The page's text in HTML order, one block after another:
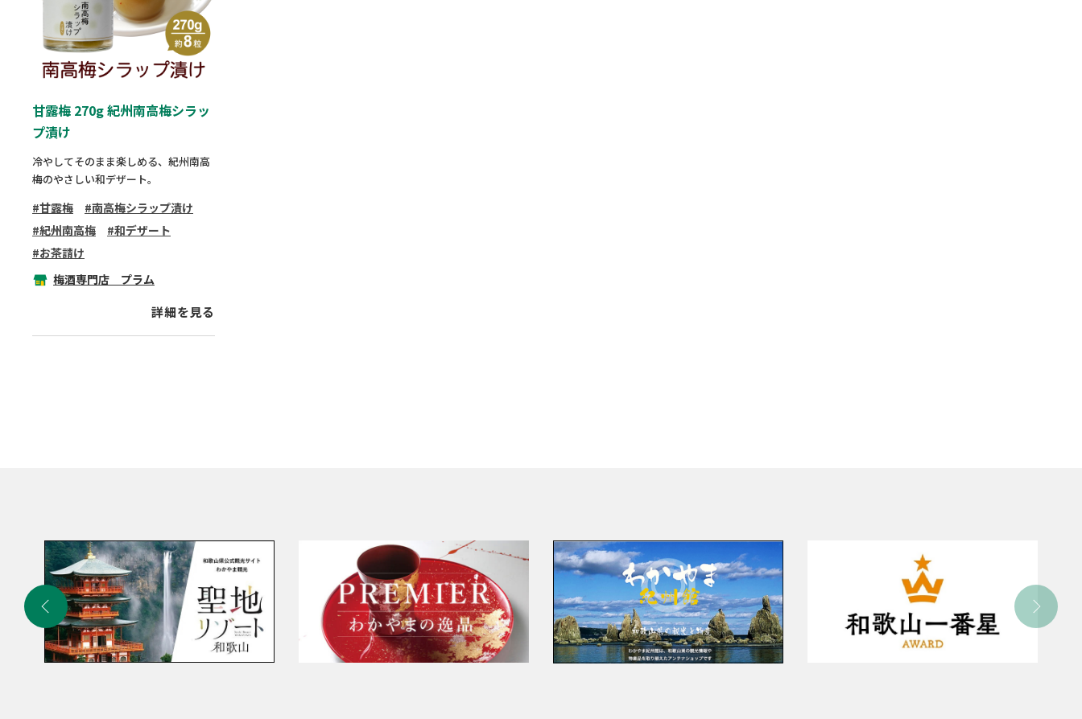
甘露梅 270g 紀州南高梅シラッ
プ漬け
冷やしてそのまま楽しめる、紀州南高
梅のやさしい和デザート。
甘露梅
南高梅シラップ漬け
紀州南高梅
和デザート
お茶請け
梅酒専門店 プラム
詳細を見る